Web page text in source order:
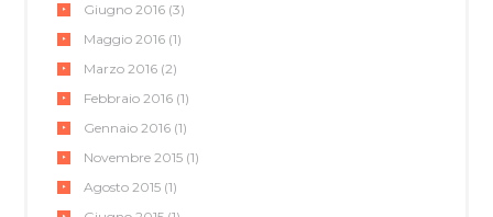
Giugno 2016(3)
Maggio 2016(1)
Marzo 2016(2)
Febbraio 2016(1)
Gennaio 2016(1)
Novembre 2015(1)
Agosto 2015(1)